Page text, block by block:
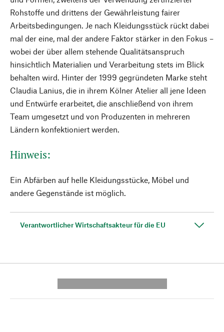
Rohstoffe und drittens der Gewährleistung fairer
Arbeitsbedingungen. Je nach Kleidungsstück rückt dabei
mal der eine, mal der andere Faktor stärker in den Fokus –
wobei der über allem stehende Qualitätsanspruch
hinsichtlich Materialien und Verarbeitung stets im Blick
behalten wird. Hinter der 1999 gegründeten Marke steht
Claudia Lanius, die in ihrem Kölner Atelier all jene Ideen
und Entwürfe erarbeitet, die anschließend von ihrem
Team umgesetzt und von Produzenten in mehreren
Ländern konfektioniert werden.
Hinweis:
Ein Abfärben auf helle Kleidungsstücke, Möbel und
andere Gegenstände ist möglich.
Verantwortlicher Wirtschaftsakteur für die EU